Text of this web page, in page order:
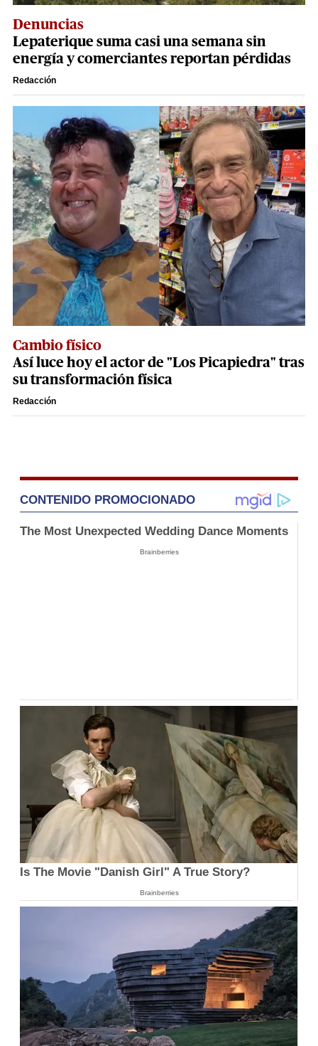
Denuncias
Lepaterique suma casi una semana sin
energía y comerciantes reportan pérdidas
Redacción
Cambio físico
Así luce hoy el actor de "Los Picapiedra" tras
su transformación física
Redacción
CONTENIDO PROMOCIONADO
The Most Unexpected Wedding Dance Moments
Brainberries
Is The Movie "Danish Girl" A True Story?
Brainberries